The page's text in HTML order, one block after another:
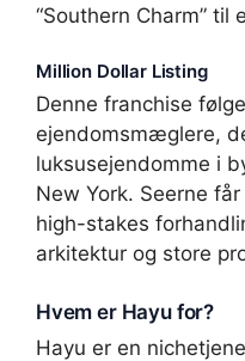
“Southern Charm” til
Million Dollar Listing
Denne franchise
ejendomsmæglere,
luksusejendomme i
New York. Seerne
high-stakes
arkitektur og store
Hvem er Hayu for?
Hayu er en